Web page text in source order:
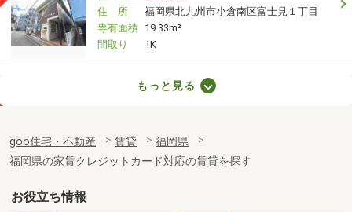
住 所
福岡県北九州市小倉南区富士見１丁目
専有面積 19.33m²
間取り
1K
福岡県久留米市南薫西町
専有面積
29.25m²
間取り
1LDK
福岡県福岡市東区千早５丁目
もっと見る
goo住宅・不動産 賃貸
福岡県
福岡県の家賃クレジットカード対応の賃貸を探す
お役立ち情報